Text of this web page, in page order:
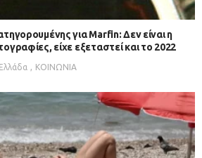
για Marfin: Δεν είναι η
είχε εξεταστεί και το 2022
Ελλάδα ΚΟΙΝΩΝΙΑ